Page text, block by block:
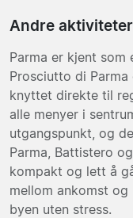
Andre
Parma er kjent som
Prosciutto di
knyttet direkte til
alle menyer i
utgangspunkt, og
Parma, Battistero
kompakt og lett å
mellom ankomst
byen uten stress.